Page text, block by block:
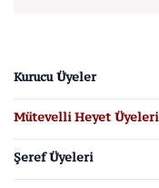
Kurucu Üyeler
Mütevelli Heyet Üyeleri
Şeref Üyeleri